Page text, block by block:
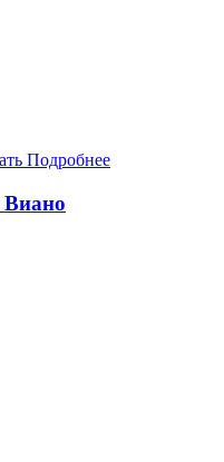
Подробнее
Виано